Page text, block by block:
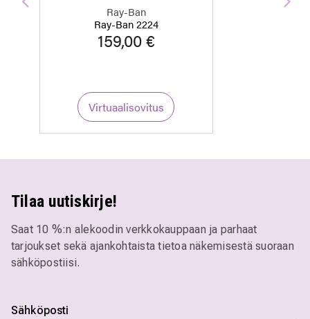
Ray-Ban
Ray-Ban 2224
159,00 €
Virtuaalisovitus
Edellinen
Tilaa uutiskirje!
Saat 10 %:n alekoodin verkkokauppaan ja parhaat
tarjoukset sekä ajankohtaista tietoa näkemisestä suoraan
sähköpostiisi.
Sähköposti